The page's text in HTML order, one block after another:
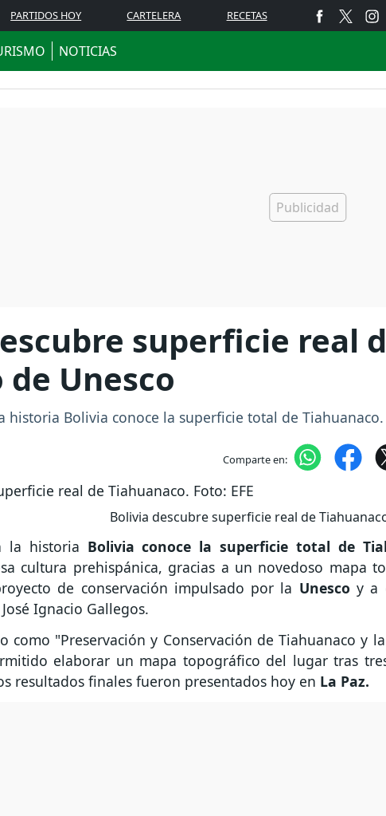
PARTIDOS HOY CARTELERA RECETAS
NOTICIAS
superficie real
Unesco
historia Bolivia conoce la superficie total de Tiahuanaco.
Comparte en:
Bolivia descubre superficie real de
la historia Bolivia conoce la superficie total de
cultura prehispánica, gracias a un novedoso mapa
de conservación impulsado por la Unescoy a
Ignacio Gallegos.
como "Preservación y Conservación de Tiahuanaco y
elaborar un mapa topográfico del lugar tras
resultados finales fueron presentados hoy en La Paz.